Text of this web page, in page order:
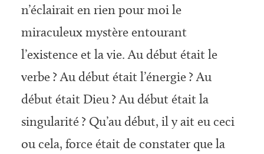
n’éclairait en rien pour moi le
miraculeux mystère entourant
l’existence et la vie. Au début était le
verbe ? Au début était l’énergie ? Au
début était Dieu ? Au début était la
singularité ? Qu’au début, il y ait eu ceci
ou cela, force était de constater que la